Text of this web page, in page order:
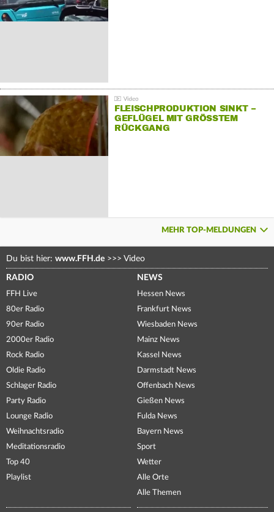
FLEISCHPRODUKTION SINKT –
GEFLÜGEL MIT GRÖSSTEM R
ÜCKGANG
MEHR TOP-MELDUNGEN
Du bist hier: www.FFH.de >>> Video
RADIO
FFH Live
80er Radio
90er Radio
2000er Radio
Rock Radio
Oldie Radio
Schlager Radio
Party Radio
Lounge Radio
Weihnachtsradio
Meditationsradio
Top 40
Playlist
NEWS
Hessen News
Frankfurt News
Wiesbaden News
Mainz News
Kassel News
Darmstadt News
Offenbach News
Gießen News
Fulda News
Bayern News
Sport
Wetter
Alle Orte
Alle Themen